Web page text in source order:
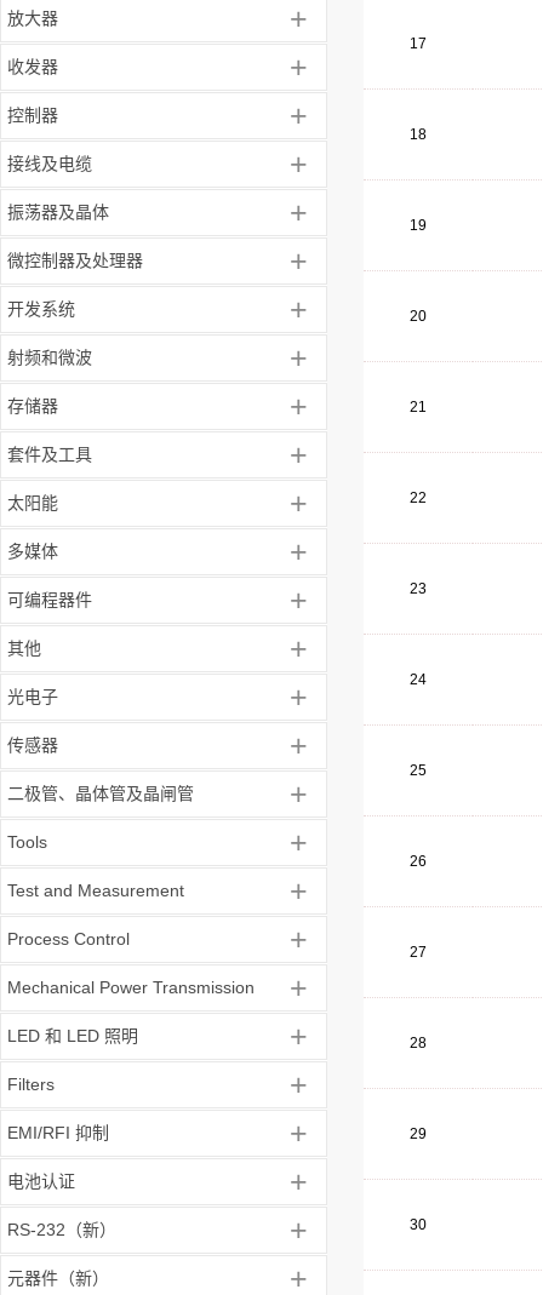
放大器 +
收发器 +
控制器 +
接线及电缆 +
振荡器及晶体 +
微控制器及处理器 +
开发系统 +
射频和微波 +
存储器 +
套件及工具 +
太阳能 +
多媒体 +
可编程器件 +
其他 +
光电子 +
传感器 +
二极管、晶体管及晶闸管 +
Tools +
Test and Measurement +
Process Control +
Mechanical Power Transmission +
LED 和 LED 照明 +
Filters +
EMI/RFI 抑制 +
电池认证 +
RS-232（新） +
元器件（新） +
17
18
19
20
21
22
23
24
25
26
27
28
29
30